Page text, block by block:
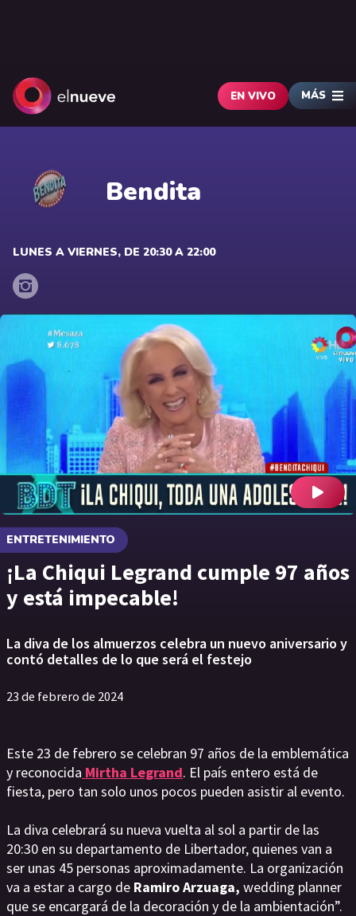
EN VIVO MÁS
Bendita
LUNES A VIERNES, DE 20:30 A 22:00
ENTRETENIMIENTO
¡La Chiqui Legrand cumple 97 años
y está impecable!
La diva de los almuerzos celebra un nuevo aniversario y
contó detalles de lo que será el festejo
23 de febrero de 2024
Este 23 de febrero se celebran 97 años de la emblemática
y reconocida Mirtha Legrand. El país entero está de
fiesta, pero tan solo unos pocos pueden asistir al evento.
La diva celebrará su nueva vuelta al sol a partir de las
20:30 en su departamento de Libertador, quienes van a
ser unas 45 personas aproximadamente. La organización
va a estar a cargo de Ramiro Arzuaga, wedding planner
que se encargará de la decoración y de la ambientación”.